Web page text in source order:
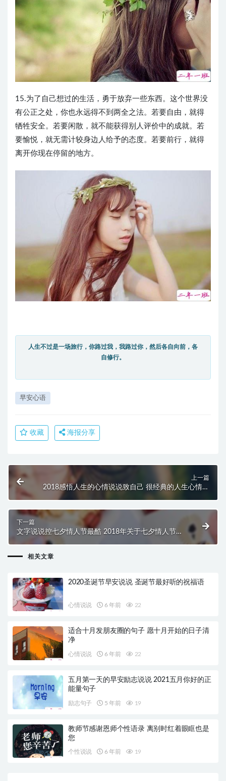
15.为了自己想过的生活，勇于放弃一些东西。这个世界没
有公正之处，你也永远得不到两全之法。若要自由，就得
牺牲安全。若要闲散，就不能获得别人评价中的成就。若
要愉悦，就无需计较身边人给予的态度。若要前行，就得
离开你现在停留的地方。
人生不过是一场旅行，你路过我，我路过你，然后各自向前，各
自修行。
早安心语
收藏 海报分享
上一篇
2018感悟人生的心情说说致自己 很经典的人生心情说
下一篇
文字说说控七夕情人节最酷 2018年关于七夕情人节那
相关文章
2020圣诞节早安说说 圣诞节最好听的祝福语
心情说说 6 年前 22
适合十月发朋友圈的句子 愿十月开始的日子清
净
心情说说 6 年前 22
五月第一天的早安励志说说 2021五月你好的正
能量句子
励志句子 5 年前 19
教师节感谢恩师个性语录 离别时红着眼眶也是
您
个性说说 6 年前 19